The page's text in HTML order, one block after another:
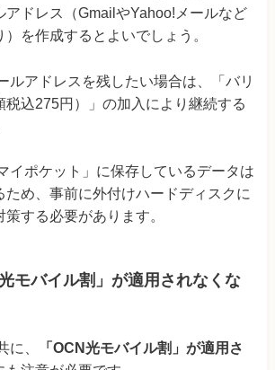
アドレス（GmailやYahoo!メールなど
を作成するとよいでしょう。
ルアドレスを残したい場合は、「バリ
税込275円）」の加入により継続する
イポケット」に保存しているデータは
ため、事前に外付けハードディスクに
する必要があります。
モバイル割」が適用されなくな
に、
「OCN光モバイル割」が適用さ